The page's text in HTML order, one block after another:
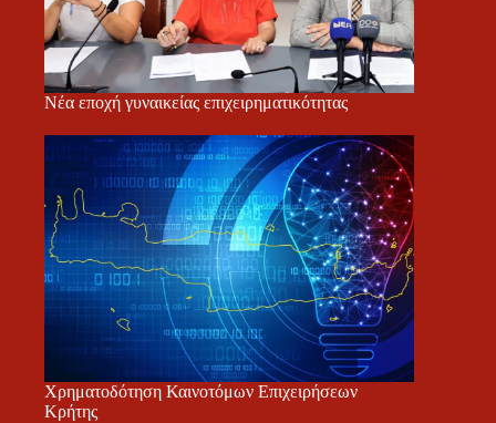
Νέα εποχή γυναικείας επιχειρηματικότητας
Χρηματοδότηση Καινοτόμων Επιχειρήσεων
Κρήτης